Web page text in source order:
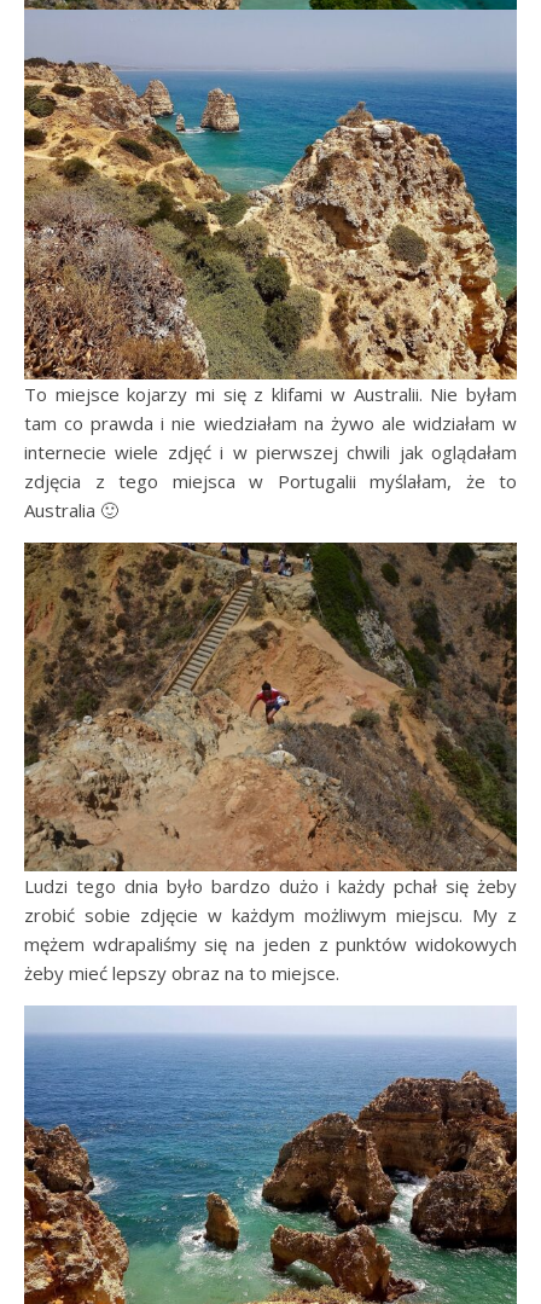
To miejsce kojarzy mi się z klifami w Australii. Nie byłam
tam co prawda i nie wiedziałam na żywo ale widziałam w
internecie wiele zdjęć i w pierwszej chwili jak oglądałam
zdjęcia z tego miejsca w Portugalii myślałam, że to
Australia 🙂
Ludzi tego dnia było bardzo dużo i każdy pchał się żeby
zrobić sobie zdjęcie w każdym możliwym miejscu. My z
mężem wdrapaliśmy się na jeden z punktów widokowych
żeby mieć lepszy obraz na to miejsce.